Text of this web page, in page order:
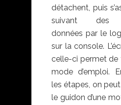
détachent, puis
suivant des
données par le
sur la console.
celle-ci permet de
mode d’emploi.
les étapes, on
le guidon d’une